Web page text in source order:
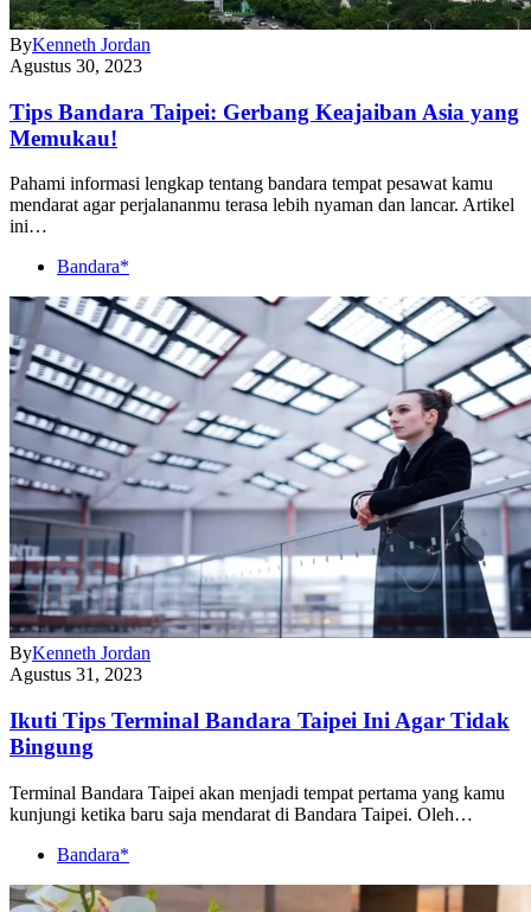
ByKenneth Jordan
Agustus 30, 2023
Tips Bandara Taipei: Gerbang Keajaiban Asia yang
Memukau!
Pahami informasi lengkap tentang bandara tempat pesawat kamu
mendarat agar perjalananmu terasa lebih nyaman dan lancar. Artikel
ini…
Bandara*
ByKenneth Jordan
Agustus 31, 2023
Ikuti Tips Terminal Bandara Taipei Ini Agar Tidak
Bingung
Terminal Bandara Taipei akan menjadi tempat pertama yang kamu
kunjungi ketika baru saja mendarat di Bandara Taipei. Oleh…
Bandara*